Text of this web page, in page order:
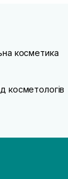
косметика
косметологів